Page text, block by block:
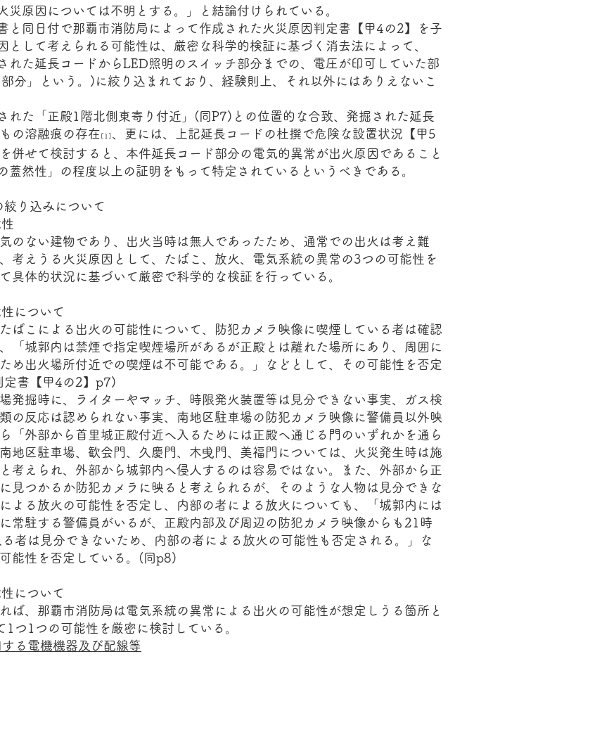
災原因については不明とする。」と結論付けられている。
同日付で那覇市消防局によって作成された火災原因判定書【甲4の2】を子
として考えられる可能性は、厳密な科学的検証に基づく消去法によって、
れた延長コードからLED照明のスイッチ部分までの、電圧が印可していた部
分」という。)に絞り込まれており、経験則上、それ以外にはありえないこ
た「正殿1階北側東寄り付近」(同P7)との位置的な合致、発掘された延長
の溶融痕の存在 [1]
、更には、上記延長コードの杜撰で危険な設置状況【甲5
併せて検討すると、本件延長コード部分の電気的異常が出火原因であること
蓋然性」の程度以上の証明をもって特定されているというべきである。
り込みについて
のない建物であり、出火当時は無人であったため、通常での出火は考え難
考えうる火災原因として、たばこ、放火、電気系統の異常の3つの可能性を
具体的状況に基づいて厳密で科学的な検証を行っている。
について
ばこによる出火の可能性について、防犯カメラ映像に喫煙している者は確認
「城郭内は禁煙で指定喫煙場所があるが正殿とは離れた場所にあり、周囲に
め出火場所付近での喫煙は不可能である。」などとして、その可能性を否定
定書【甲4の2】p7)
発掘時に、ライターやマッチ、時限発火装置等は見分できない事実、ガス検
の反応は認められない事実、南地区駐車場の防犯カメラ映像に警備員以外映
「外部から首里城正殿付近へ入るためには正殿へ通じる門のいずれかを通ら
地区駐車場、歓会門、久慶門、木曵門、美福門については、火災発生時は施
考えられ、外部から城郭内へ侵人するのは容易ではない。また、外部から正
見つかるか防犯カメラに映ると考えられるが、そのような人物は見分できな
よる放火の可能性を否定し、内部の者による放火についても、「城郭内には
常駐する警備員がいるが、正殿内部及び周辺の防犯カメラ映像からも21時
者は見分できないため、内部の者による放火の可能性も否定される。」な
能性を否定している。(同p8)
について
ば、那覇市消防局は電気系統の異常による出火の可能性が想定しうる箇所と
1つ1つの可能性を厳密に検討している。
る電機機器及び配線等